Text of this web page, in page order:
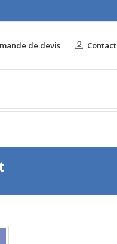
de devis Contact